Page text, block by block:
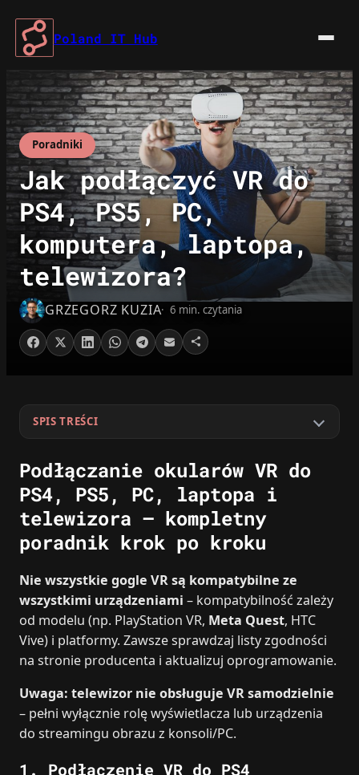
Przejdź
treści
Poland IT Hub
Poradniki
Jak podłączyć VR do
PS4, PS5, PC,
komputera, laptopa,
telewizora?
GRZEGORZ KUZIA 6 min. czytania
SPIS TREŚCI
Podłączanie okularów VR do
PS4, PS5, PC, laptopa i
telewizora – kompletny
poradnik krok po kroku
Nie wszystkie gogle VR są kompatybilne ze
wszystkimi urządzeniami – kompatybilność zależy
od modelu (np. PlayStation VR, Meta Quest, HTC
Vive) i platformy. Zawsze sprawdzaj listy zgodności
na stronie producenta i aktualizuj oprogramowanie.
Uwaga: telewizor nie obsługuje VR samodzielnie
– pełni wyłącznie rolę wyświetlacza lub urządzenia
do streamingu obrazu z konsoli/PC.
1. Podłączenie VR do PS4